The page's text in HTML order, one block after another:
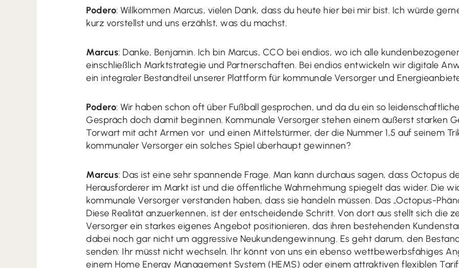
Podero: Willkommen Marcus, vielen Dank, dass du heute hier bei mir bist. Ich würde
kurz vorstellst und uns erzählst, was du machst.
Marcus: Danke, Benjamin. Ich bin Marcus, CCO bei endios, wo ich alle
einschließlich Marktstrategie und Partnerschaften. Bei endios entwickeln wir digitale
ein integraler Bestandteil unserer Plattform für kommunale Versorger und
Podero: Wir haben schon oft über Fußball gesprochen, und da du ein so
Gespräch doch damit beginnen. Kommunale Versorger stehen einem äußerst starken
Torwart mit acht Armen vor und einen Mittelstürmer, der die Nummer 1,5 auf seinem
kommunaler Versorger ein solches Spiel überhaupt gewinnen?
Marcus: Das ist eine sehr spannende Frage. Man kann durchaus sagen, dass Octopus
Herausforderer im Markt ist und die öffentliche Wahrnehmung spiegelt das wider. Die
kommunale Versorger verstanden haben, dass sie handeln müssen. Das „Octopus-
Diese Realität anzuerkennen, ist der entscheidende Schritt. Von dort aus stellt sich die
Versorger ein starkes eigenes Angebot positionieren, das ihren bestehenden
dabei noch gar nicht um aggressive Neukundengewinnung. Es geht darum, den
senden: Ihr müsst nicht wechseln. Ihr könnt von uns ein ebenso wettbewerbsfähiges
einem Home Energy Management System (HEMS) oder einem attraktiven flexiblen